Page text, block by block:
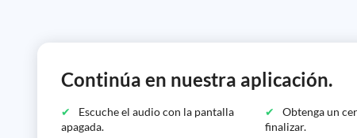
Continúa en nuestra aplicación.
Escuche el audio con la pantalla
apagada.
Obtenga un
finalizar.